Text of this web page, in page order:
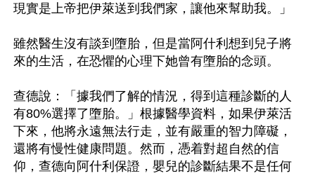
現實是上帝把伊萊送到我們家，讓他來幫助我。」
雖然醫生沒有談到墮胎，但是當阿什利想到兒子將
來的生活，在恐懼的心理下她曾有墮胎的念頭。
查德說：「據我們了解的情況，得到這種診斷的人
有80%選擇了墮胎。」根據醫學資料，如果伊萊活
下來，他將永遠無法行走，並有嚴重的智力障礙，
還將有慢性健康問題。然而，憑着對超自然的信
仰，查德向阿什利保證，嬰兒的診斷結果不是任何